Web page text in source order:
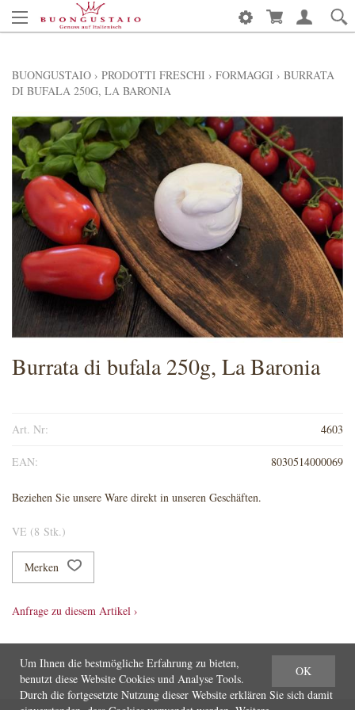
BUONGUSTAIO › PRODOTTI FRESCHI › FORMAGGI › BURRATA
DI BUFALA 250G, LA BARONIA
Burrata di bufala 250g, La Baronia
Art. Nr: 4603
EAN: 8030514000069
Beziehen Sie unsere Ware direkt in unseren Geschäften.
VE (8 Stk.)
Merken
Anfrage zu diesem Artikel ›
OK
Um Ihnen die bestmögliche Erfahrung zu bieten,
benutzt diese Website Cookies und Analyse Tools.
Durch die fortgesetzte Nutzung dieser Website erklären Sie sich damit